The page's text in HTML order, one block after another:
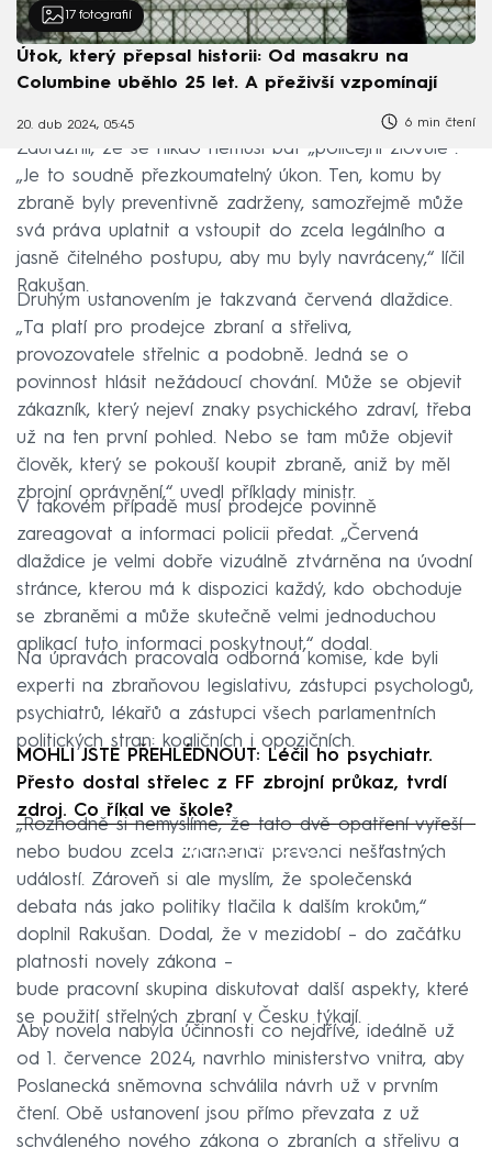
17 fotografií
Útok, který přepsal historii: Od masakru na
Columbine uběhlo 25 let. A přeživší vzpomínají
20. dub 2024, 05:45 6 min čtení
Zdůraznil, že se nikdo nemusí bát „policejní zlovůle“.
„Je to soudně přezkoumatelný úkon. Ten, komu by
zbraně byly preventivně zadrženy, samozřejmě může
svá práva uplatnit a vstoupit do zcela legálního a
jasně čitelného postupu, aby mu byly navráceny,“ líčil
Rakušan.
Druhým ustanovením je takzvaná červená dlaždice.
„Ta platí pro prodejce zbraní a střeliva,
provozovatele střelnic a podobně. Jedná se o
povinnost hlásit nežádoucí chování. Může se objevit
zákazník, který nejeví znaky psychického zdraví, třeba
už na ten první pohled. Nebo se tam může objevit
člověk, který se pokouší koupit zbraně, aniž by měl
zbrojní oprávnění,“ uvedl příklady ministr.
V takovém případě musí prodejce povinně
zareagovat a informaci policii předat. „Červená
dlaždice je velmi dobře vizuálně ztvárněna na úvodní
stránce, kterou má k dispozici každý, kdo obchoduje
se zbraněmi a může skutečně velmi jednoduchou
aplikací tuto informaci poskytnout,“ dodal.
Na úpravách pracovala odborná komise, kde byli
experti na zbraňovou legislativu, zástupci psychologů,
psychiatrů, lékařů a zástupci všech parlamentních
politických stran: koaličních i opozičních.
MOHLI JSTE PŘEHLÉDNOUT: Léčil ho psychiatr.
Přesto dostal střelec z FF zbrojní průkaz, tvrdí
zdroj. Co říkal ve škole?
Failed to fetch
„Rozhodně si nemyslíme, že tato dvě opatření vyřeší
nebo budou zcela znamenat prevenci nešťastných
událostí. Zároveň si ale myslím, že společenská
debata nás jako politiky tlačila k dalším krokům,“
doplnil Rakušan. Dodal, že v mezidobí – do začátku
platnosti novely zákona –
bude pracovní skupina diskutovat další aspekty, které
se použití střelných zbraní v Česku týkají.
Aby novela nabyla účinnosti co nejdříve, ideálně už
od 1. července 2024, navrhlo ministerstvo vnitra, aby
Poslanecká sněmovna schválila návrh už v prvním
čtení. Obě ustanovení jsou přímo převzata z už
schváleného nového zákona o zbraních a střelivu a